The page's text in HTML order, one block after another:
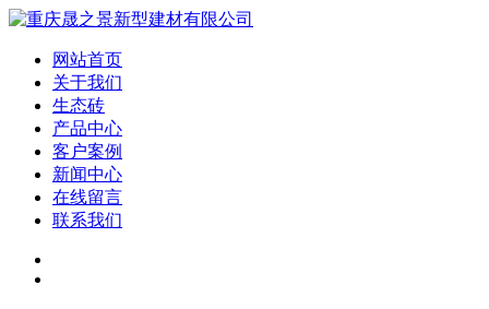
网站首页
关于我们
生态砖
产品中心
客户案例
新闻中心
在线留言
联系我们